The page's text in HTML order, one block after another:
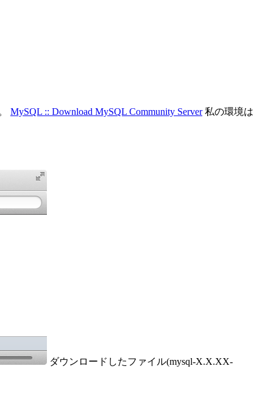
MySQL :: Download MySQL Community Server私の環境は
ダウンロードしたファイル(mysql-X.X.XX-